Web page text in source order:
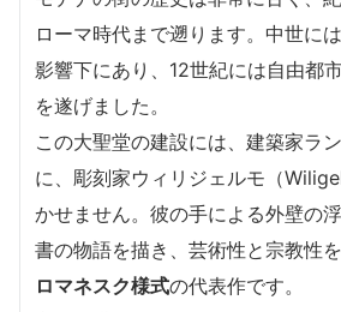
ローマ時代まで遡ります。中世に
影響下にあり、12世紀には自由都
を遂げました。
この大聖堂の建設には、建築家ラ
に、彫刻家ウィリジェルモ（
かせません。彼の手による外壁の
書の物語を描き、芸術性と宗教性
ロマネスク様式の代表作です。